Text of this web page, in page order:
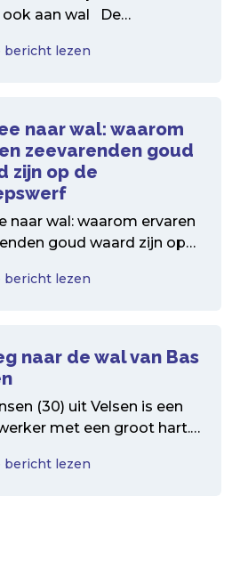
ook aan wal De
staan te springen om...
bericht lezen
naar wal: waarom
zeevarenden goud
zijn op de
naar wal: waarom ervaren
goud waard zijn op
op zee, dag...
bericht lezen
naar de wal van Bas
(30) uit Velsen is een
met een groot hart.
bericht lezen